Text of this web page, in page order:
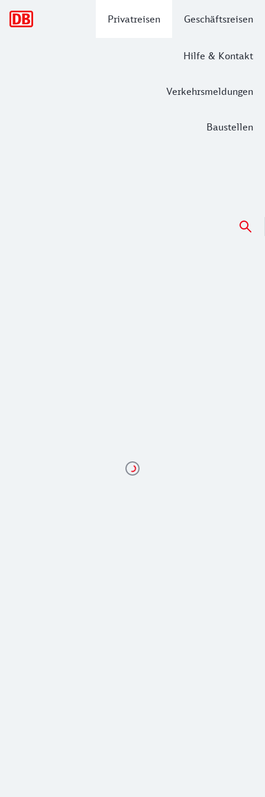
Privatreisen Geschäftsreisen
Hilfe & Kontakt
Verkehrsmeldungen
Baustellen